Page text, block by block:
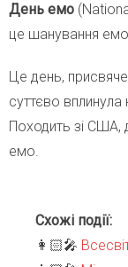
День емо
це шанування
Це день,
суттєво
Походить зі США,
емо.
Схожі події:
👩🏻‍🎤